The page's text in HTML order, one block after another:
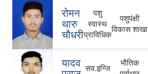
रोमन
थारु
चौधरी
पशु
स्वास्थ
प्राविधिक
पशुपंक्षी
विकास शाखा
यादव सव.इन्जि
भौतिक